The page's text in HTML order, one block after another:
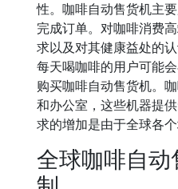
性。咖啡自动售货机主
完成订单。对咖啡消费
求以及对其健康益处的
每天喝咖啡的用户可能
购买咖啡自动售货机。
和办公室，这些机器提
求的增加是由于全球各个
全球咖啡自动